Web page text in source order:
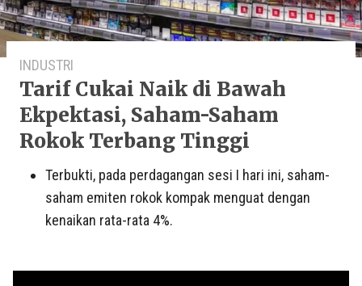
INDUSTRI
Tarif Cukai Naik di Bawah
Ekpektasi, Saham-Saham
Rokok Terbang Tinggi
Terbukti, pada perdagangan sesi I hari ini, saham-
saham emiten rokok kompak menguat dengan
kenaikan rata-rata 4%.